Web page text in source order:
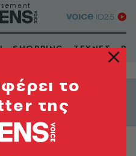
SHOPPING ΤΕΧΝΕΣ
το
της